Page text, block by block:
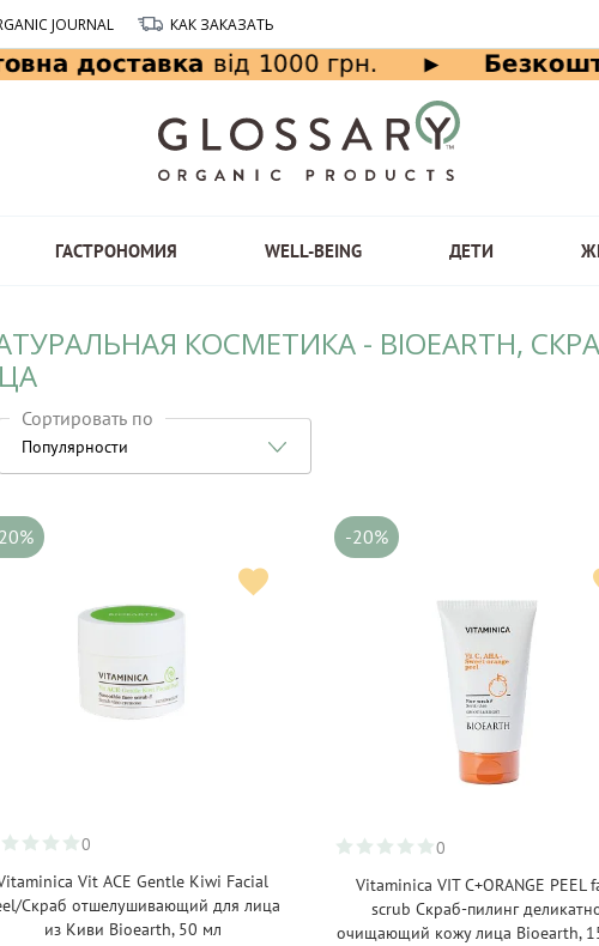
JOURNAL КАК ЗАКАЗАТЬ
ГАСТРОНОМИЯ WELL-BEING ДЕТИ
КОСМЕТИКА - BIOEARTH,
Сортировать по
Популярности
0
Vit ACE Gentle Kiwi Facial
Скраб отшелушивающий для лица
из Киви Bioearth, 50 мл
-20%
0
Vitaminica VIT C+ORANGE PEEL
scrub Скраб-пилинг
очищающий кожу лица Bioearth,